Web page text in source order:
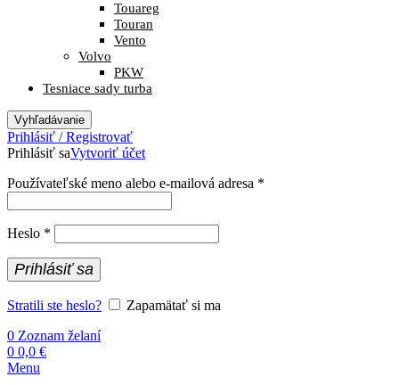
Touareg
Touran
Vento
Volvo
PKW
Tesniace sady turba
Vyhľadávanie
Prihlásiť / Registrovať
Prihlásiť saVytvoriť účet
Používateľské meno alebo e-mailová adresa *
Heslo *
Prihlásiť sa
Stratili ste heslo?
Zapamätať si ma
0 Zoznam želaní
0 0,0 €
Menu